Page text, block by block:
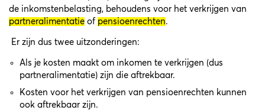
de inkomstenbelasting, behoudens voor het verkrijgen van
partneralimentatie of pensioenrechten.
Er zijn dus twee uitzonderingen:
Als je kosten maakt om inkomen te verkrijgen (dus
partneralimentatie) zijn die aftrekbaar.
Kosten voor het verkrijgen van pensioenrechten kunnen
ook aftrekbaar zijn.